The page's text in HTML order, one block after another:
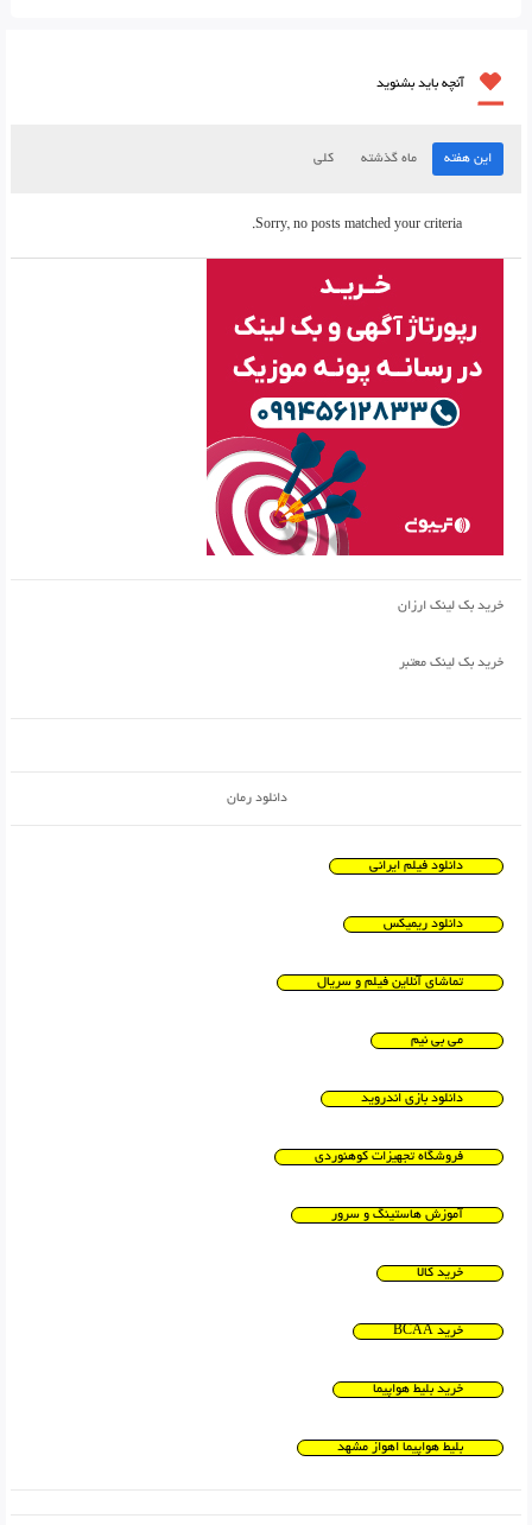
آنچه باید بشنوید
این هفته ماه گذشته کلی
Sorry, no posts matched your criteria.
خرید بک لینک ارزان
خرید بک لینک معتبر
دانلود رمان
دانلود فیلم ایرانی
دانلود ریمیکس
تماشای آنلاین فیلم و سریال
می بی نیم
دانلود بازی اندروید
فروشگاه تجهیزات کوهنوردی
آموزش هاستینگ و سرور
خرید کالا
خرید BCAA
خرید بلیط هواپیما
بلیط هواپیما اهواز مشهد